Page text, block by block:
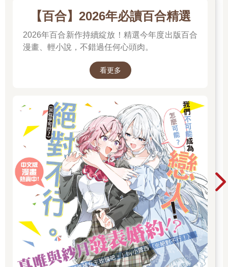
【百合】2026年必讀百合精選
2026年百合新作持續綻放！精選今年度出版百合
漫畫、輕小說，不錯過任何心頭肉。
看更多